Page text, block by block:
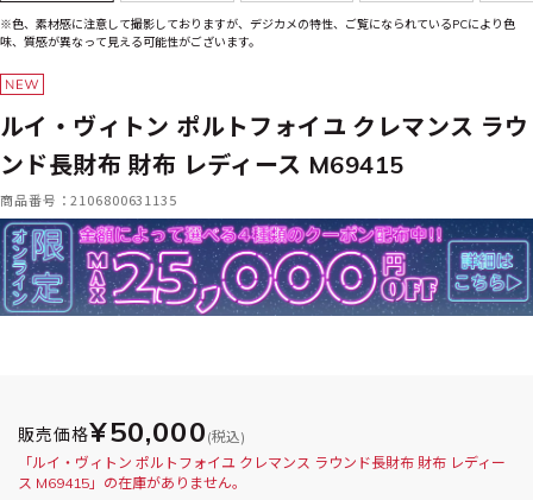
※色、素材感に注意して撮影しておりますが、デジカメの特性、ご覧になられているPCにより色
味、質感が異なって見える可能性がございます。
ルイ・ヴィトン ポルトフォイユ クレマンス ラウ
ンド長財布 財布 レディース M69415
商品番号：2106800631135
販売価格¥50,000 (税込)
「ルイ・ヴィトン ポルトフォイユ クレマンス ラウンド長財布 財布 レディー
ス M69415」の在庫がありません。